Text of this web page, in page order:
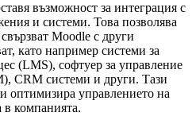
възможност за интеграция с
и системи. Това позволява
Moodle с други
като например системи за
(LMS), софтуер за управление
CRM системи и други. Тази
оптимизира управлението на
компанията.